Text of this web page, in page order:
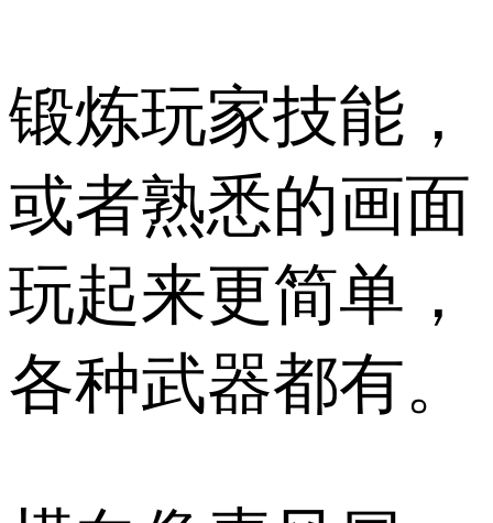
锻炼玩家技能，
或者熟悉的画面
玩起来更简单，
各种武器都有。